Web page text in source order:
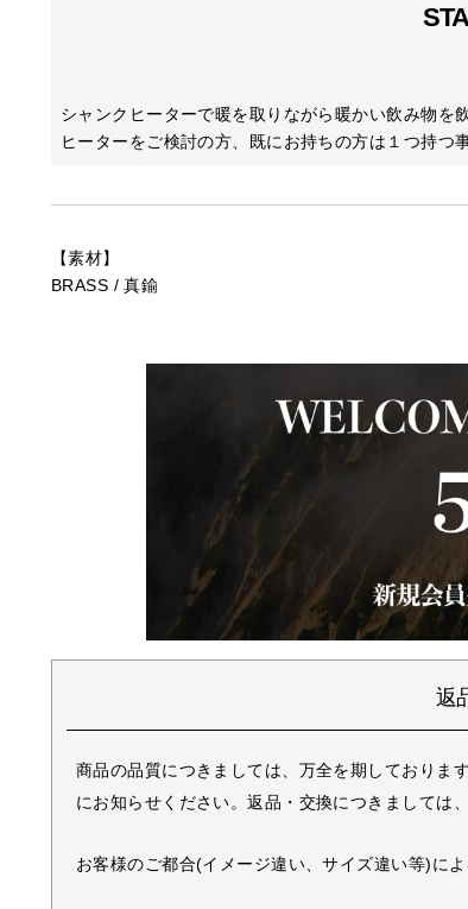
シャンクヒーターで暖を取りながら暖かい飲み物を
ヒーターをご検討の方、既にお持ちの方は１つ持つ
【素材】
BRASS / 真鍮
返
商品の品質につきましては、万全を期しておりま
にお知らせください。返品・交換につきましては
お客様のご都合(イメージ違い、サイズ違い等)に